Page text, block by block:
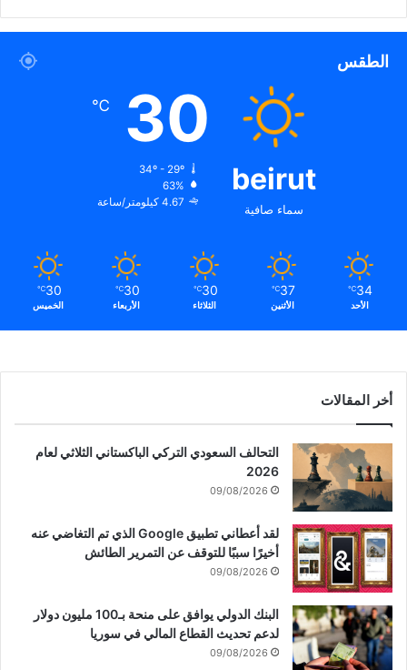
الطقس
beirut
سماء صافية
30
℃
34º - 29º
63%
4.67 كيلومتر/ساعة
34
℃
الأحد
37
℃
الأثنين
30
℃
الثلاثاء
30
℃
الأربعاء
30
℃
الخميس
أخر المقالات
التحالف السعودي التركي الباكستاني الثلاثي لعام
2026
09/08/2026
لقد أعطاني تطبيق Google الذي تم التغاضي عنه
أخيرًا سببًا للتوقف عن التمرير الطائش
09/08/2026
البنك الدولي يوافق على منحة بـ100 مليون دولار
لدعم تحديث القطاع المالي في سوريا
09/08/2026